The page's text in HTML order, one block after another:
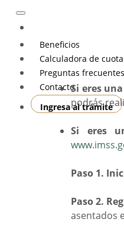
Beneficios
Calculadora de
Preguntas frecuentes
Contacto
Ingresa al trámite
Si eres
podrás
Si eres
Paso 1.
Paso 2.
asentados